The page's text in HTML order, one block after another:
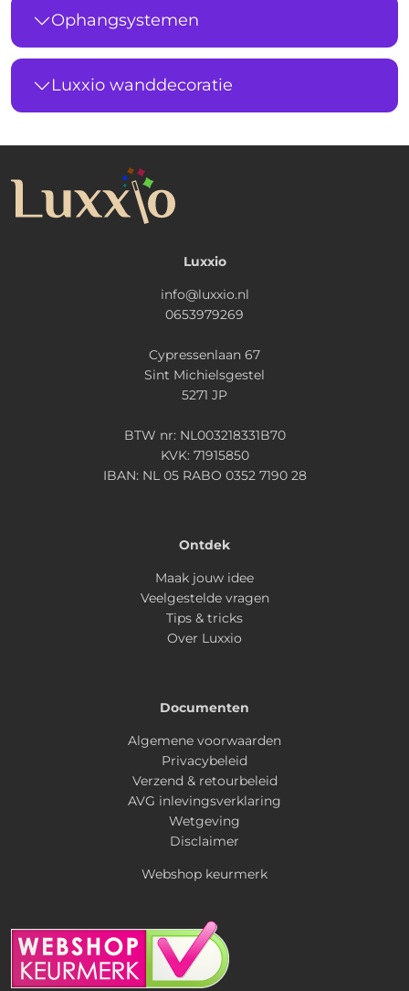
Ophangsystemen
Luxxio wanddecoratie
Luxxio
info@luxxio.nl
0653979269
Cypressenlaan 67
Sint Michielsgestel
5271 JP
BTW nr: NL003218331B70
KVK: 71915850
IBAN: NL 05 RABO 0352 7190 28
Ontdek
Maak jouw idee
Veelgestelde vragen
Tips & tricks
Over Luxxio
Documenten
Algemene voorwaarden
Privacybeleid
Verzend & retourbeleid
AVG inlevingsverklaring
Wetgeving
Disclaimer
Webshop keurmerk